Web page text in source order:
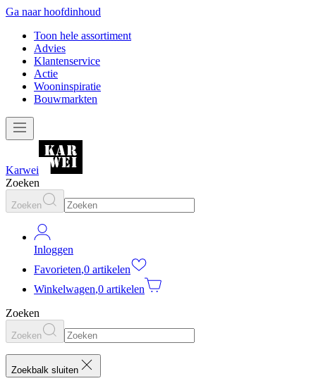
Ga naar hoofdinhoud
Toon hele assortiment
Advies
Klantenservice
Actie
Wooninspiratie
Bouwmarkten
Karwei
Zoeken
Zoeken
Inloggen
Favorieten,0 artikelen
Winkelwagen,0 artikelen
Zoeken
Zoeken
Zoekbalk sluiten